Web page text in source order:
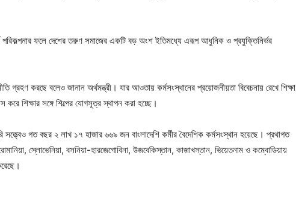
পরিকল্পনার ফলে দেশের তরুণ সমাজের একটি বড় অংশ ইতিমধ্যে এরূপ আধুনিক ও প্রযুক্তিনির্ভর
গ্রহণ করছে বলেও জানান অর্থমন্ত্রী। যার আওতায় কর্মসংস্থানের প্রয়োজনীয়তা বিবেচনায় রেখে শিক্ষা
করে শিক্ষার সঙ্গে শিল্পের যোগসূত্র স্থাপন করা হচ্ছে।
সত্ত্বেও গত বছর ২ লাখ ১৭ হাজার ৬৬৯ জন বাংলাদেশি কর্মীর বৈদেশিক কর্মসংস্থান হয়েছে। প্রথাগত
স্লোভেনিয়া, বসনিয়া-হারজেগোবিনা, উজবেকিস্তান, কাজাখস্তান, ভিয়েতনাম ও কম্বোডিয়ায়